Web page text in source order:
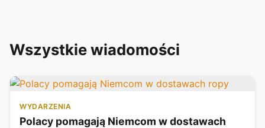
Wszystkie wiadomości
WYDARZENIA
Polacy pomagają Niemcom w dostawach